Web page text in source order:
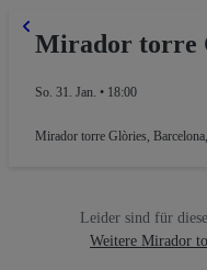
Mirador torre
So. 31. Jan. • 18:00
Mirador torre Glòries,
Leider sind für
Weitere Mirador